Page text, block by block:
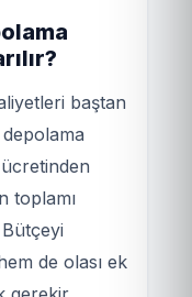
baştan
toplamı
de olası ek